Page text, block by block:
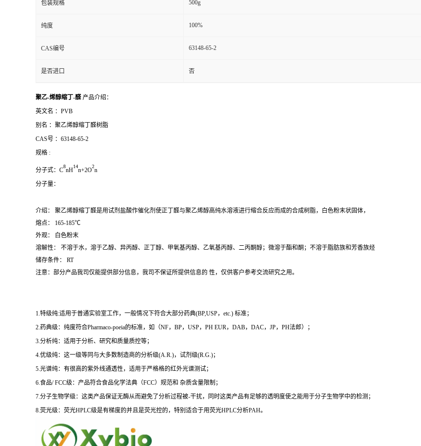
包装规格 500g
纯度 100%
CAS编号 63148-65-2
是否进口 否
聚乙-烯醇缩丁-醛产品介绍：
英文名 ： PVB
别名 ： 聚乙烯醇缩丁醛树脂
CAS号 ： 63148-65-2
规格 :
分子式： C
8
nH
14
n+2O
2
n
分子量：
介绍： 聚乙烯醇缩丁醛是用试剂盐酸作催化剂使正丁醛与聚乙烯醇高纯水溶液进行缩合反应而成的合成树脂，白色粉末状固体，
熔点： 165-185℃
外观： 白色粉末
溶解性： 不溶于水，溶于乙醇、异丙醇、正丁醇、甲氧基丙醇、乙氧基丙醇、二丙酮醇；微溶于酯和酮；不溶于脂肪族和芳香族烃
储存条件： RT
注意：部分产品我司仅能提供部分信息，我司不保证所提供信息的 性，仅供客户参考交流研究之用。
1.特级纯:适用于普通实验室工作，一般情况下符合大部分药典(BP,USP，etc.) 标准；
2.药典级：纯度符合Pharmaco-poeia的标准，如（NF，BP，USP，PH EUR，DAB，DAC，JP，PH法郎）；
3.分析纯：适用于分析、研究和质量质控等；
4.优级纯：这一级等同与大多数制造商的分析级(A.R.)，试剂级(R.G.)；
5.光谱纯：有很高的紫外线通透性，适用于严格格的红外光谱测试；
6.食品/ FCC级：产品符合食品化学法典（FCC）规范和 杂质含量限制；
7.分子生物学级：这类产品保证无酶从而避免了分析过程被-干扰，同时这类产品有足够的透明度使之能用于分子生物学中的检测；
8.荧光级：荧光HPLC级是有梯度的并且是荧光控的，特别适合于用荧光HPLC分析PAH。